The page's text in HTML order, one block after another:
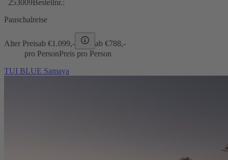
253009Bestellnr.:
Pauschalreise
Alter Preisab €1.099,- ab €788,-
pro PersonPreis pro Person
TUI BLUE Samaya